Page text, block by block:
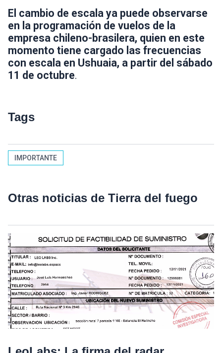
El cambio de escala ya puede observarse
en la programación de vuelos de la
empresa chileno-brasilera, quien en este
momento tiene cargado las frecuencias
con escala en Ushuaia, a partir del sábado
11 de octubre.
Tags
IMPORTANTE
Otras noticias de Tierra del fuego